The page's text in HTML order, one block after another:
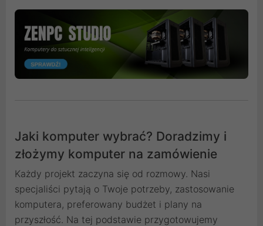
Jaki komputer wybrać? Doradzimy i
złożymy komputer na zamówienie
Każdy projekt zaczyna się od rozmowy. Nasi
specjaliści pytają o Twoje potrzeby, zastosowanie
komputera, preferowany budżet i plany na
przyszłość. Na tej podstawie przygotowujemy